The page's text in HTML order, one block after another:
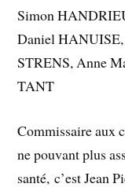
Simon
Daniel
STRENS, Anne
TANT
Commissaire aux
ne pouvant plus
santé, c’est Jean